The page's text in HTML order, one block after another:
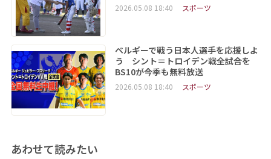
2026.05.08 18:40 スポーツ
ベルギーで戦う日本人選手を応援しよ
う シント＝トロイデン戦全試合を
BS10が今季も無料放送
2026.05.08 18:40 スポーツ
あわせて読みたい